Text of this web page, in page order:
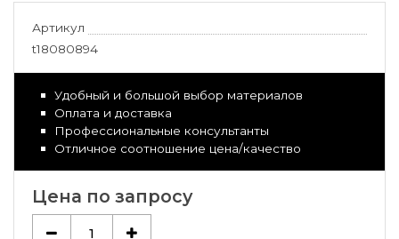
Артикул
t18080894
Удобный и большой выбор материалов
Оплата и доставка
Профессиональные консультанты
Отличное соотношение цена/качество
Цена по запросу
1